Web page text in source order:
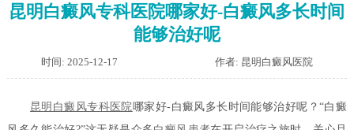
昆明白癜风专科医院哪家好-白癜风多长时间
能够治好呢
时间: 2025-12-17 作者: 昆明白癜风医院
昆明白癜风专科医院哪家好-白癜风多长时间能够治好呢？“白癜